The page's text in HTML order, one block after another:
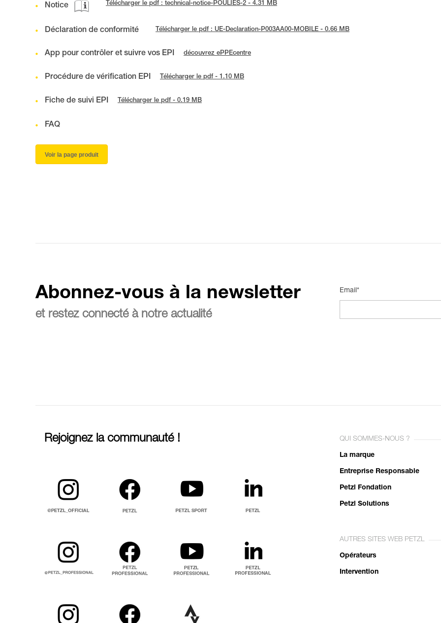
Notice Télécharger le pdf : technical-notice-POULIES-2 - 4.31 MB
Déclaration de conformité Télécharger le pdf : UE-Declaration-P003AA00-MOBILE - 0.66 MB
App pour contrôler et suivre vos EPI découvrez ePPEcentre
Procédure de vérification EPI Télécharger le pdf - 1.10 MB
Fiche de suivi EPI Télécharger le pdf - 0.19 MB
FAQ
Voir la page produit
Abonnez-vous à la newsletter
et restez connecté à notre actualité
Email*
Rejoignez la communauté ! QUI SOMMES-NOUS ?
La marque
Entreprise Responsable
Petzl Fondation
Petzl Solutions
AUTRES SITES WEB PETZL
Opérateurs
Intervention